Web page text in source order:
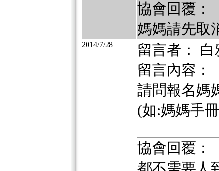
協會回覆：
媽媽請先取
2014/7/28
留言者： 白
留言內容：
請問報名媽
(如:媽媽手
協會回覆：